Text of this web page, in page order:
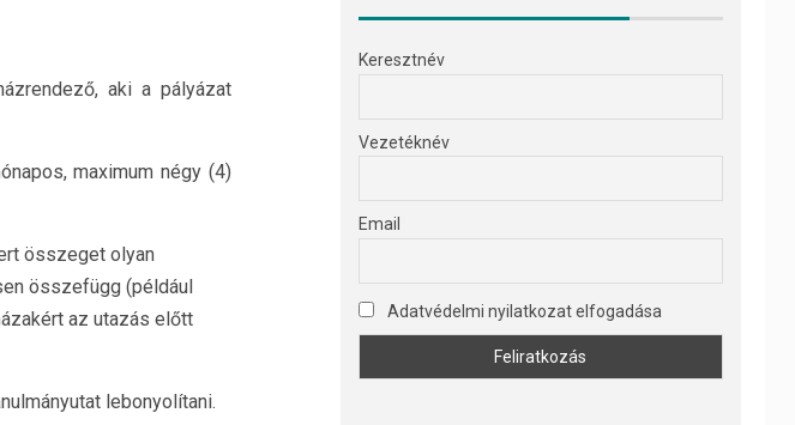
aki a pályázat
maximum négy (4)
összeget olyan
összefügg (például
az utazás előtt
lebonyolítani.
Keresztnév
Vezetéknév
Email
Adatvédelmi nyilatkozat elfogadása